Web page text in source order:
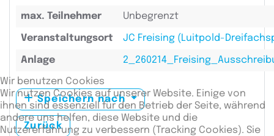
max. Teilnehmer Unbegrenzt
Veranstaltungsort JC Freising (Luitpold-
Anlage
Speichern nach
Zurück
Wir benutzen Cookies
Wir nutzen Cookies auf unserer Website. Einige von
ihnen sind essenziell für den Betrieb der Seite, während
andere uns helfen, diese Website und die
Nutzererfahrung zu verbessern (Tracking Cookies). Sie